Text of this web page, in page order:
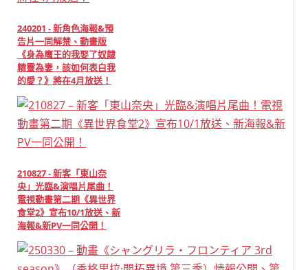
240201 - 新角色海報&預
告片一同解禁、動畫版
《身為魔王的我娶了奴隸
精靈為妻，該如何表白我
的愛？》將在4月放送！
210827 - 新客「東山奈
央」光臨&演唱片尾曲！
電視動畫第二期《異世界
食堂2》宣布10/1放送、新
海報&新PV一同公開！